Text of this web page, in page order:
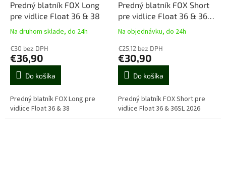
Predný blatník FOX Long
pre vidlice Float 36 & 38
Na druhom sklade, do 24h
€30 bez DPH
€36,90
Do košíka
Predný blatník FOX Long pre
vidlice Float 36 & 38
Predný blatník FOX Short
pre vidlice Float 36 & 36SL
2026
Na objednávku, do 24h
€25,12 bez DPH
€30,90
Do košíka
Predný blatník FOX Short pre
vidlice Float 36 & 36SL 2026